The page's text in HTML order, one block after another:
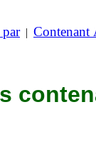
| Contenant